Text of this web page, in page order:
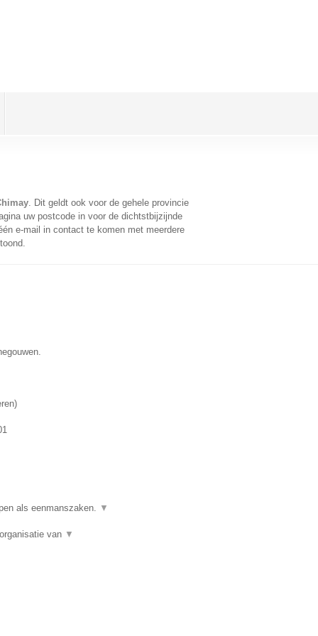
. Dit geldt ook voor de gehele provincie
uw postcode in voor de dichtstbijzijnde
e-mail in contact te komen met meerdere
)
als eenmanszaken. ▼
van ▼